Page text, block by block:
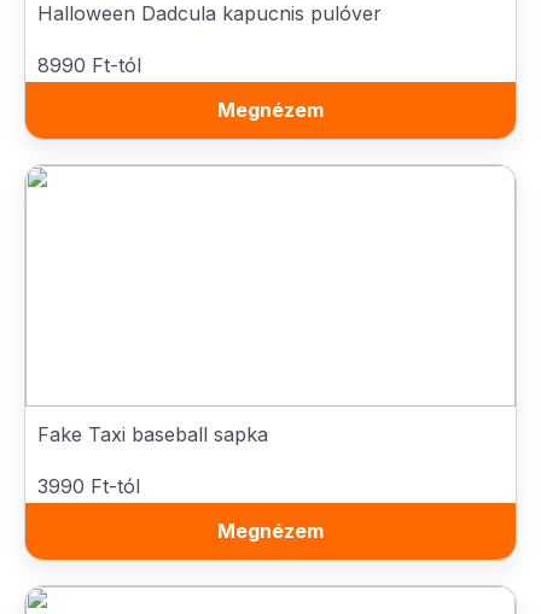
Halloween Dadcula kapucnis pulóver
8990 Ft-tól
Megnézem
Fake Taxi baseball sapka
3990 Ft-tól
Megnézem